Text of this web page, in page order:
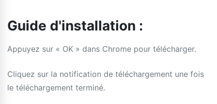
Guide d'installation :
Appuyez sur « OK » dans Chrome pour télécharger.
Cliquez sur la notification de téléchargement une fois
le téléchargement terminé.